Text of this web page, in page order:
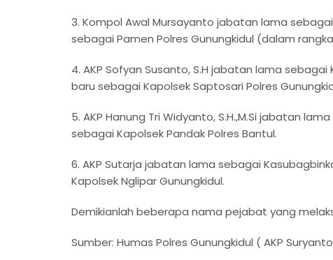
3. Kompol Awal Mursayanto jabatan lama
sebagai Pamen Polres Gunungkidul (dalam
4. AKP Sofyan Susanto, S.H jabatan lama
baru sebagai Kapolsek Saptosari Polres
5. AKP Hanung Tri Widyanto, S.H.,M.Si jabatan
sebagai Kapolsek Pandak Polres Bantul.
6. AKP Sutarja jabatan lama sebagai
Kapolsek Nglipar Gunungkidul.
Demikianlah beberapa nama pejabat yang
Sumber: Humas Polres Gunungkidul ( AKP